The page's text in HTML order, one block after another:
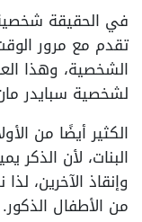
في الحقيقة
تقدم مع مرور
الشخصية، وهذا
لشخصية سبايدر
الكثير أيضًا من
البنات، لأن الذكر
وإنقاذ الآخرين،
من الأطفال الذكور.